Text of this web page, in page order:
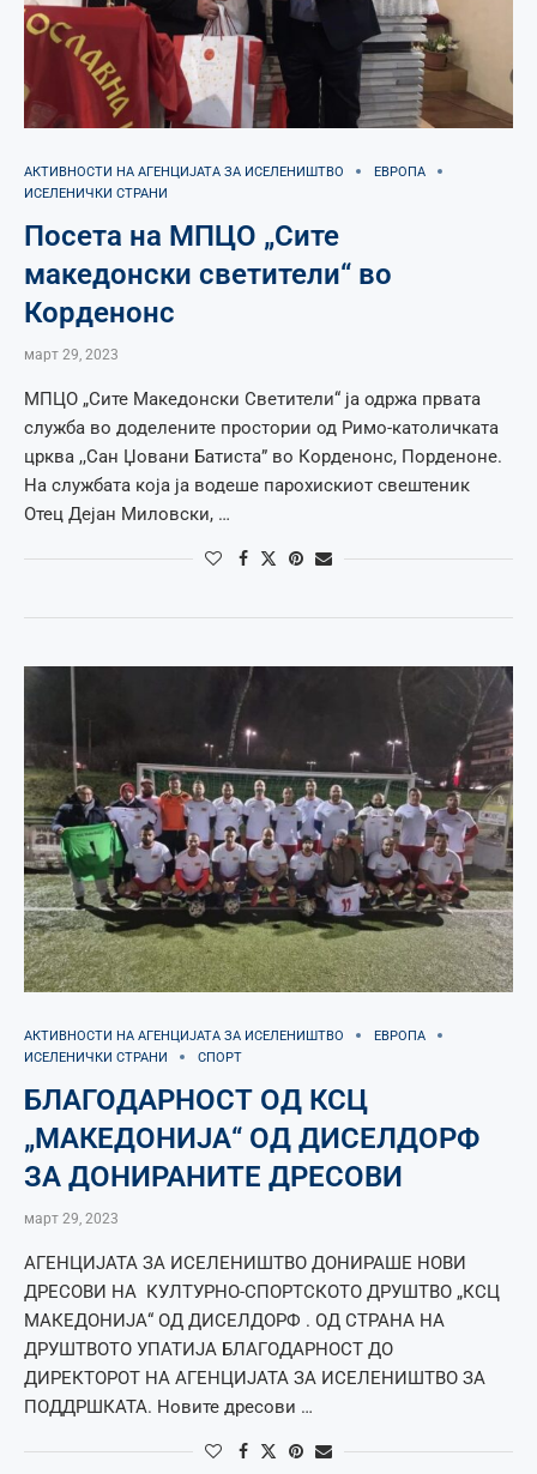
АКТИВНОСТИ НА АГЕНЦИЈАТА ЗА ИСЕЛЕНИШТВО
ЕВРОПА
ИСЕЛЕНИЧКИ СТРАНИ
Посета на МПЦО „Сите
македонски светители“ во
Корденонс
март 29, 2023
МПЦО „Сите Македонски Светители“ ја одржа првата
служба во доделените простории од Римо-католичката
црква ,,Сан Џовани Батиста” во Корденонс, Порденоне.
На службата која ја водеше парохискиот свештеник
Отец Дејан Миловски, …
АКТИВНОСТИ НА АГЕНЦИЈАТА ЗА ИСЕЛЕНИШТВО
ЕВРОПА
ИСЕЛЕНИЧКИ СТРАНИ
СПОРТ
БЛАГОДАРНОСТ ОД КСЦ
„МАКЕДОНИЈА“ ОД ДИСЕЛДОРФ
ЗА ДОНИРАНИТЕ ДРЕСОВИ
март 29, 2023
АГЕНЦИЈАТА ЗА ИСЕЛЕНИШТВО ДОНИРАШЕ НОВИ
ДРЕСОВИ НА КУЛТУРНО-СПОРТСКОТО ДРУШТВО „КСЦ
МАКЕДОНИЈА“ ОД ДИСЕЛДОРФ . ОД СТРАНА НА
ДРУШТВОТО УПАТИЈА БЛАГОДАРНОСТ ДО
ДИРЕКТОРОТ НА АГЕНЦИЈАТА ЗА ИСЕЛЕНИШТВО ЗА
ПОДДРШКАТА. Новите дресови …